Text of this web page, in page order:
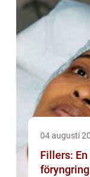
04 augusti
Fillers:
föryngring